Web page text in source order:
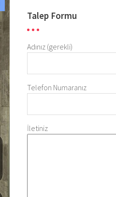
Talep Formu
Adınız (gerekli)
Telefon Numaranız
İletiniz